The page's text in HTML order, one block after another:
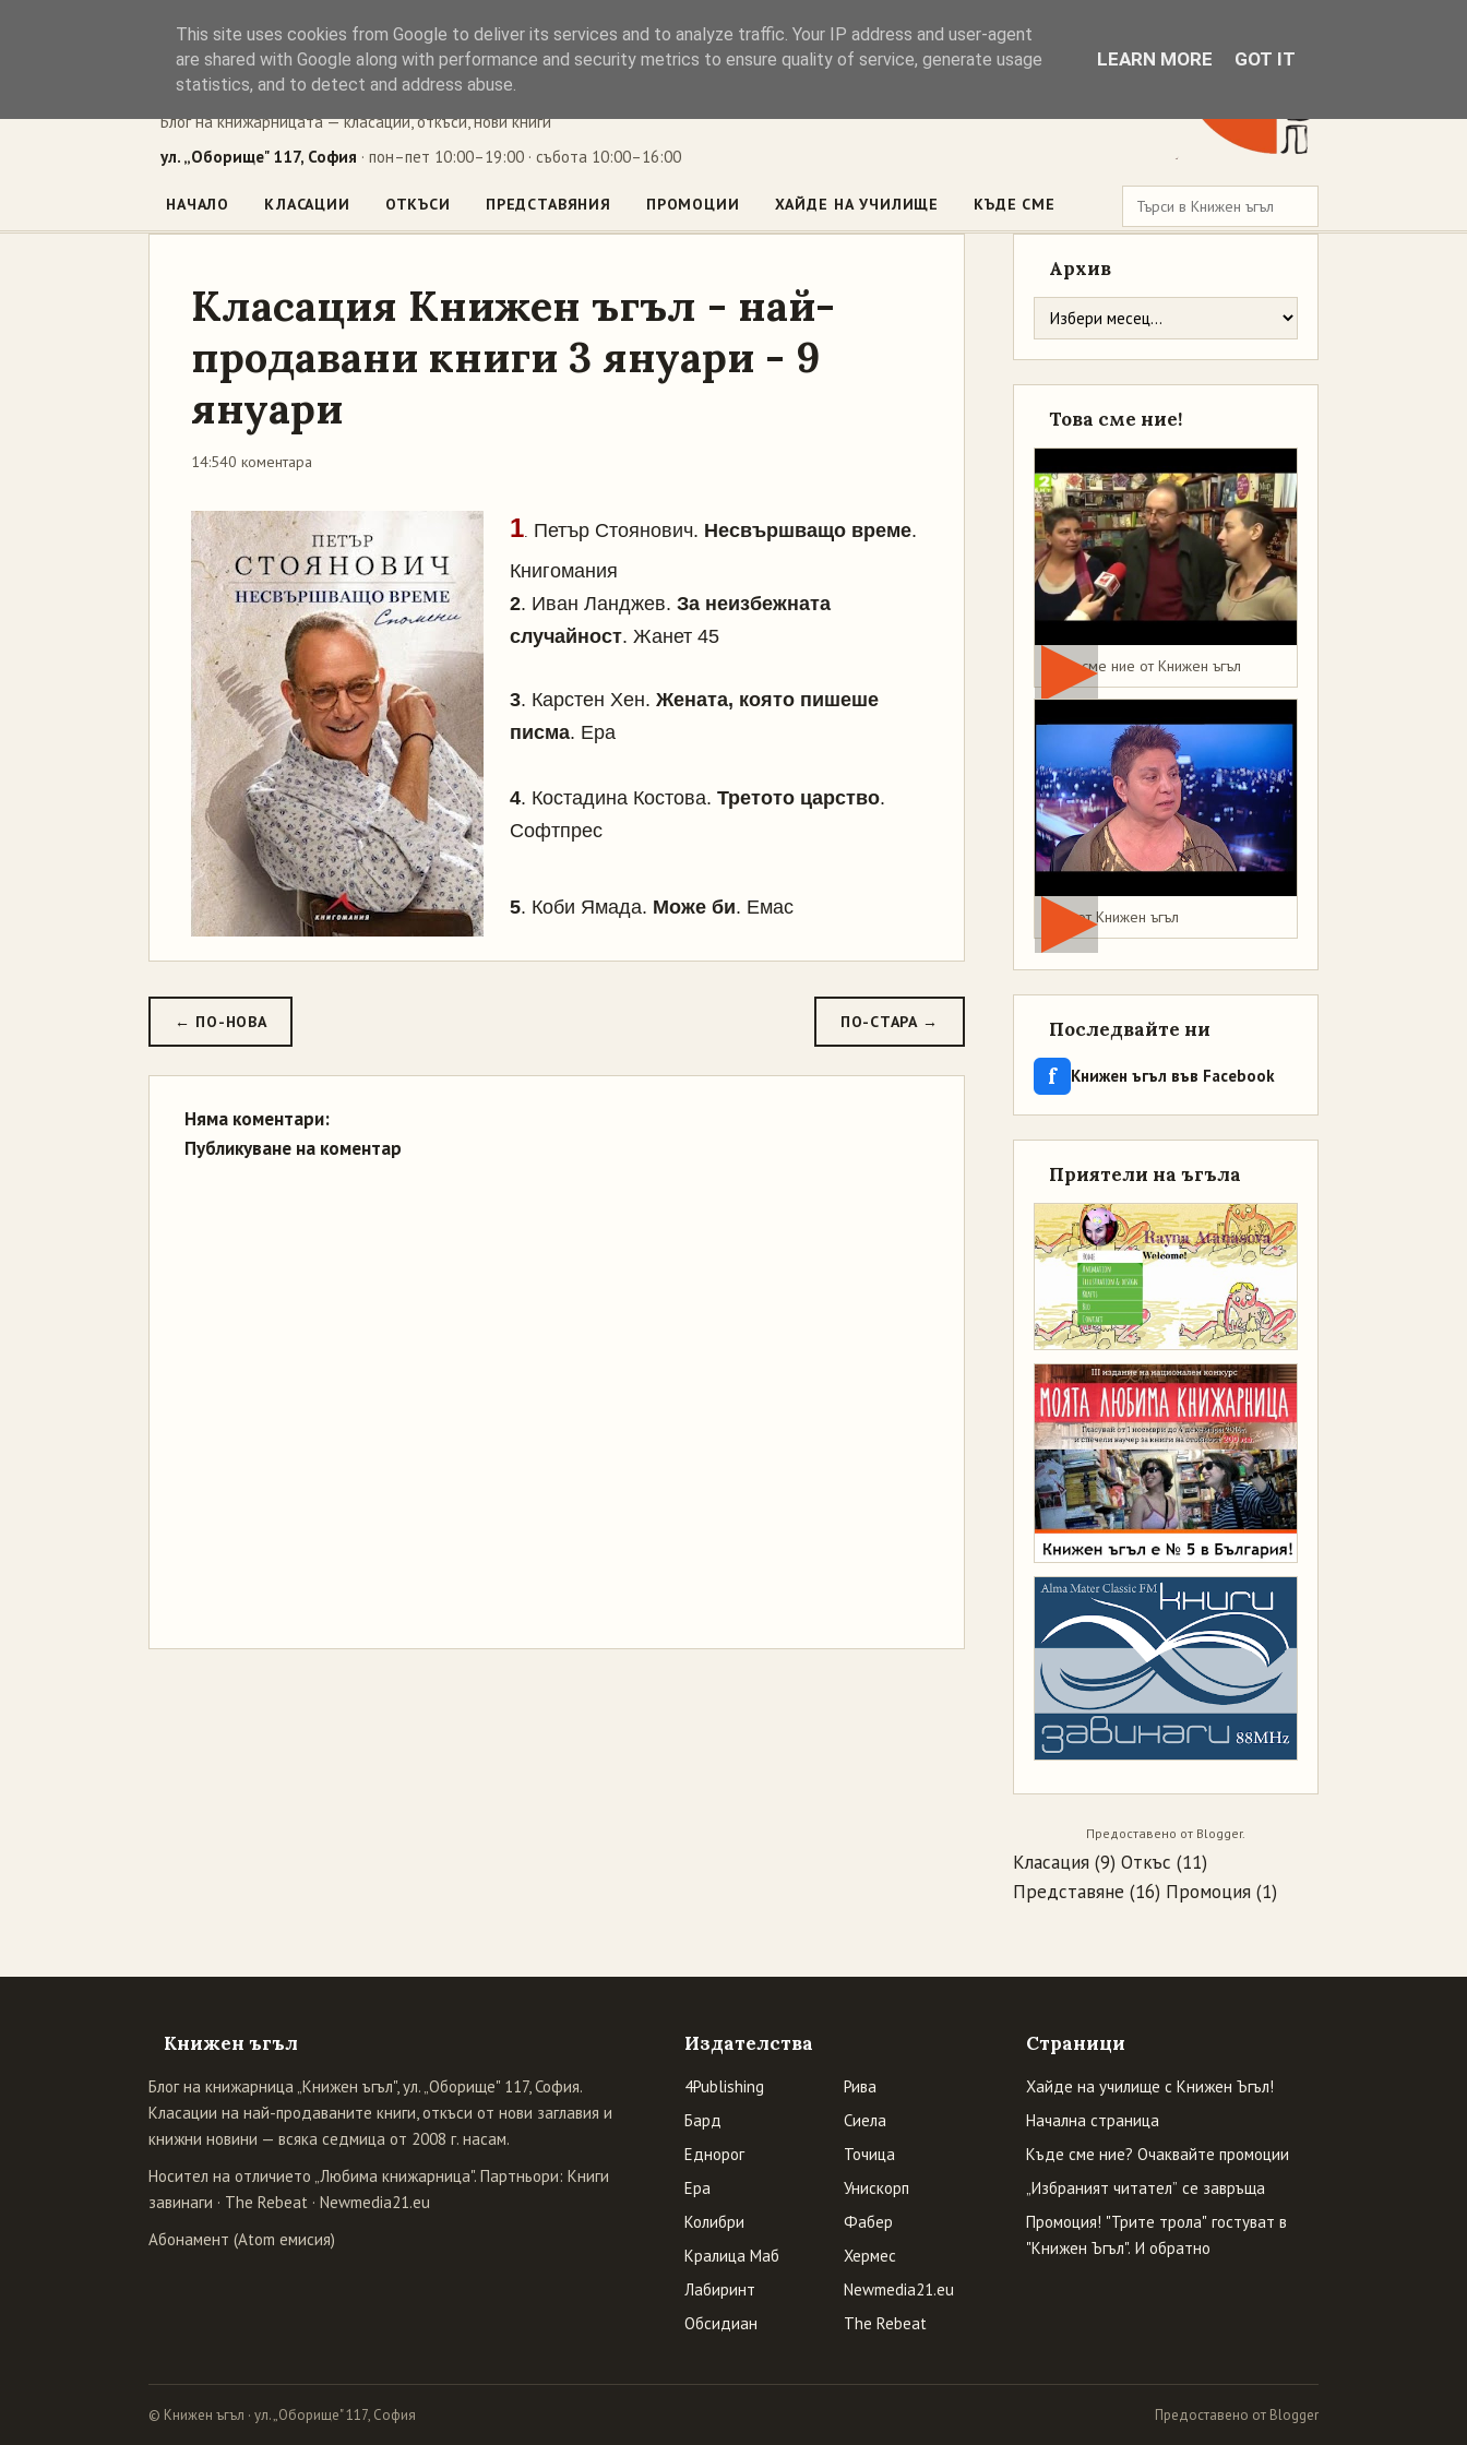
Книжен ъгъл
Блог на книжарницата — класации, откъси, нови книги
ул. „Оборище" 117, София · пон–пет 10:00–19:00 · събота 10:00–16:00
НАЧАЛО КЛАСАЦИИ ОТКЪСИ ПРЕДСТАВЯНИЯ ПРОМОЦИИ ХАЙДЕ НА УЧИЛИЩЕ КЪДЕ СМЕ
Класация Книжен ъгъл - най-
продавани книги 3 януари - 9
януари
14:540 коментара
1. Петър Стоянович. Несвършващо време.
Книгомания
2. Иван Ланджев. За неизбежната
случайност. Жанет 45
3. Карстен Хен. Жената, която пишеше
писма. Ера
4. Костадина Костова. Третото царство.
Софтпрес
5. Коби Ямада. Може би. Емас
← ПО-НОВА ПО-СТАРА →
Няма коментари:
Публикуване на коментар
Архив
Това сме ние!
Това сме ние от Книжен ъгъл
Мая от Книжен ъгъл
Последвайте ни
f Книжен ъгъл във Facebook
Приятели на ъгъла
Предоставено от Blogger.
Класация (9) Откъс (11)
Представяне (16) Промоция (1)
Книжен ъгъл
Блог на книжарница „Книжен ъгъл", ул. „Оборище" 117, София.
Класации на най-продаваните книги, откъси от нови заглавия и
книжни новини — всяка седмица от 2008 г. насам.
Носител на отличието „Любима книжарница". Партньори: Книги
завинаги · The Rebeat · Newmedia21.eu
Абонамент (Atom емисия)
Издателства
4Publishing
Бард
Еднорог
Ера
Колибри
Кралица Маб
Лабиринт
Обсидиан
Рива
Сиела
Точица
Унискорп
Фабер
Хермес
Newmedia21.eu
The Rebeat
Страници
Хайде на училище с Книжен Ъгъл!
Начална страница
Къде сме ние? Очаквайте промоции
„Избраният читател” се завръща
Промоция! "Трите трола" гостуват в
"Книжен Ъгъл". И обратно
© Книжен ъгъл · ул. „Оборище" 117, София Предоставено от Blogger
This site uses cookies from Google to deliver its services and to analyze traffic. Your IP address and user-agent
are shared with Google along with performance and security metrics to ensure quality of service, generate usage
statistics, and to detect and address abuse.
LEARN MORE GOT IT